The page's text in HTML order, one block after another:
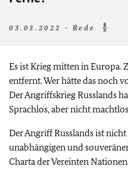
03.03.2022 - Rede
Es ist Krieg mitten in Europa.
entfernt. Wer hätte das noch
Der Angriffskrieg Russlands
Sprachlos, aber nicht
Der Angriff Russlands ist
unabhängigen und
Charta der Vereinten